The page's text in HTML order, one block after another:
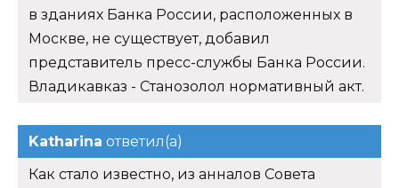
в зданиях Банка России, расположенных в
Москве, не существует, добавил
представитель пресс-службы Банка России.
Владикавказ - Станозолол нормативный акт.
Katharina ответил(а)
Как стало известно, из анналов Совета